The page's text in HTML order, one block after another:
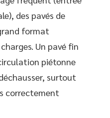
des pavés de
format
Un pavé fin
piétonne
surtout
correctement